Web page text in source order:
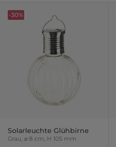
Solarleuchte Glühbirne
Grau, ⌀ 8 cm, H 105 mm
-30%